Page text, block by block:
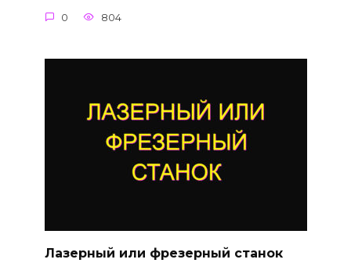
0 804
Лазерный или фрезерный станок